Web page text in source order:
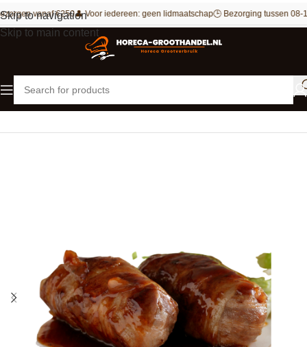
Skip to navigation
Skip to main content
vanaf €250👤 Voor iedereen: geen lidmaatschap🕒 Bezorging tussen 08-
Home Vlees Rundvlees